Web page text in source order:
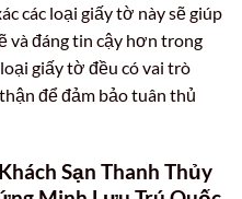
các loại giấy tờ này sẽ giúp
và đáng tin cậy hơn trong
giấy tờ đều có vai trò
để đảm bảo tuân thủ
Sạn Thanh Thủy